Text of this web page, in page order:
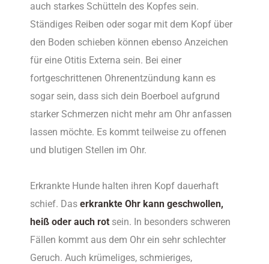
auch starkes Schütteln des Kopfes sein.
Ständiges Reiben oder sogar mit dem Kopf über
den Boden schieben können ebenso Anzeichen
für eine Otitis Externa sein. Bei einer
fortgeschrittenen Ohrenentzündung kann es
sogar sein, dass sich dein Boerboel aufgrund
starker Schmerzen nicht mehr am Ohr anfassen
lassen möchte. Es kommt teilweise zu offenen
und blutigen Stellen im Ohr.
Erkrankte Hunde halten ihren Kopf dauerhaft
schief. Das erkrankte Ohr kann geschwollen,
heiß oder auch rot sein. In besonders schweren
Fällen kommt aus dem Ohr ein sehr schlechter
Geruch. Auch krümeliges, schmieriges,